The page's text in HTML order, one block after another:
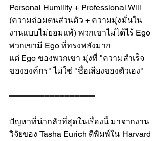
Personal Humility + Professional Will
(ความถ่อมตนส่วนตัว + ความมุ่งมั่นใน
งานแบบไม่ยอมแพ้) พวกเขาไม่ได้ไร้ Ego
พวกเขามี Ego ที่ทรงพลังมาก
แต่ Ego ของพวกเขา มุ่งที่ "ความสำเร็จ
ขององค์กร" ไม่ใช่ "ชื่อเสียงของตัวเอง"
━━━━━━━━━━━━━━━━━
ปัญหาที่น่ากลัวที่สุดในเรื่องนี้ มาจากงาน
วิจัยของ Tasha Eurich ตีพิมพ์ใน Harvard